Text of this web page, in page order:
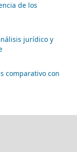
de los
jurídico y
comparativo con